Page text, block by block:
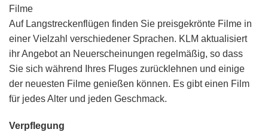
Filme
Auf Langstreckenflügen finden Sie preisgekrönte Filme in
einer Vielzahl verschiedener Sprachen. KLM aktualisiert
ihr Angebot an Neuerscheinungen regelmäßig, so dass
Sie sich während Ihres Fluges zurücklehnen und einige
der neuesten Filme genießen können. Es gibt einen Film
für jedes Alter und jeden Geschmack.
Verpflegung